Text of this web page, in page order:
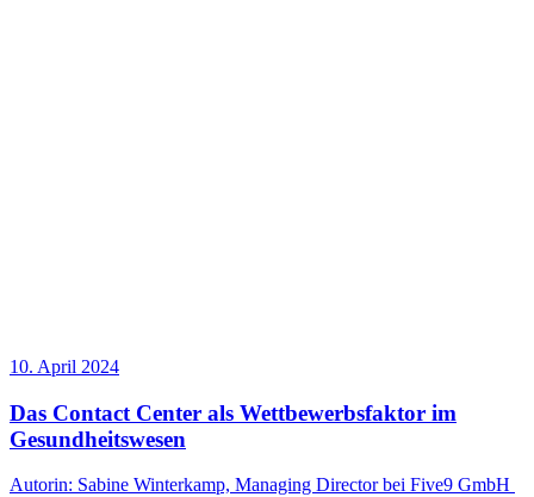
10. April 2024
Das Contact Center als Wettbewerbsfaktor im
Gesundheitswesen
Autorin: Sabine Winterkamp, Managing Director bei Five9 GmbH